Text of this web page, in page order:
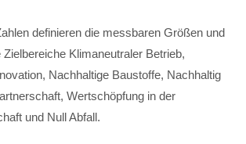
definieren die messbaren Größen und
Klimaneutraler Betrieb,
Nachhaltige Baustoffe, Nachhaltig
Wertschöpfung in der
und Null Abfall.